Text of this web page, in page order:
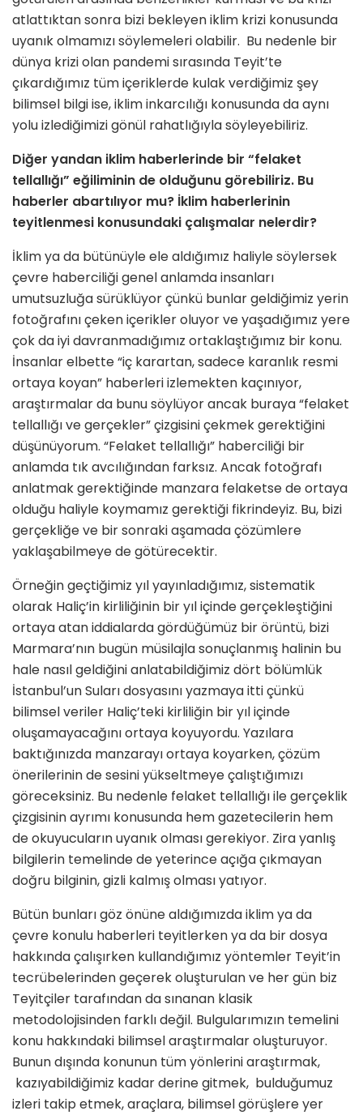
atlattıktan sonra bizi bekleyen iklim krizi konusunda
uyanık olmamızı söylemeleri olabilir. Bu nedenle bir
dünya krizi olan pandemi sırasında Teyit’te
çıkardığımız tüm içeriklerde kulak verdiğimiz şey
bilimsel bilgi ise, iklim inkarcılığı konusunda da aynı
yolu izlediğimizi gönül rahatlığıyla söyleyebiliriz.
Diğer yandan iklim haberlerinde bir “felaket
tellallığı” eğiliminin de olduğunu görebiliriz. Bu
haberler abartılıyor mu? İklim haberlerinin
teyitlenmesi konusundaki çalışmalar nelerdir?
İklim ya da bütünüyle ele aldığımız haliyle söylersek
çevre haberciliği genel anlamda insanları
umutsuzluğa sürüklüyor çünkü bunlar geldiğimiz yerin
fotoğrafını çeken içerikler oluyor ve yaşadığımız yere
çok da iyi davranmadığımız ortaklaştığımız bir konu.
İnsanlar elbette “iç karartan, sadece karanlık resmi
ortaya koyan” haberleri izlemekten kaçınıyor,
araştırmalar da bunu söylüyor ancak buraya “felaket
tellallığı ve gerçekler” çizgisini çekmek gerektiğini
düşünüyorum. “Felaket tellallığı” haberciliği bir
anlamda tık avcılığından farksız. Ancak fotoğrafı
anlatmak gerektiğinde manzara felaketse de ortaya
olduğu haliyle koymamız gerektiği fikrindeyiz. Bu, bizi
gerçekliğe ve bir sonraki aşamada çözümlere
yaklaşabilmeye de götürecektir.
Örneğin geçtiğimiz yıl yayınladığımız, sistematik
olarak Haliç’in kirliliğinin bir yıl içinde gerçekleştiğini
ortaya atan iddialarda gördüğümüz bir örüntü, bizi
Marmara’nın bugün müsilajla sonuçlanmış halinin bu
hale nasıl geldiğini anlatabildiğimiz dört bölümlük
İstanbul’un Suları dosyasını yazmaya itti çünkü
bilimsel veriler Haliç’teki kirliliğin bir yıl içinde
oluşamayacağını ortaya koyuyordu. Yazılara
baktığınızda manzarayı ortaya koyarken, çözüm
önerilerinin de sesini yükseltmeye çalıştığımızı
göreceksiniz. Bu nedenle felaket tellallığı ile gerçeklik
çizgisinin ayrımı konusunda hem gazetecilerin hem
de okuyucuların uyanık olması gerekiyor. Zira yanlış
bilgilerin temelinde de yeterince açığa çıkmayan
doğru bilginin, gizli kalmış olması yatıyor.
Bütün bunları göz önüne aldığımızda iklim ya da
çevre konulu haberleri teyitlerken ya da bir dosya
hakkında çalışırken kullandığımız yöntemler Teyit’in
tecrübelerinden geçerek oluşturulan ve her gün biz
Teyitçiler tarafından da sınanan klasik
metodolojisinden farklı değil. Bulgularımızın temelini
konu hakkındaki bilimsel araştırmalar oluşturuyor.
Bunun dışında konunun tüm yönlerini araştırmak,
kazıyabildiğimiz kadar derine gitmek, bulduğumuz
izleri takip etmek, araçlara, bilimsel görüşlere yer